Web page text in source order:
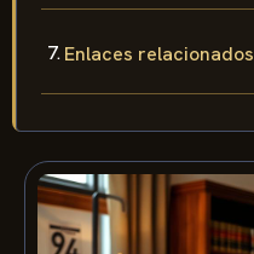
Enlaces relacionados